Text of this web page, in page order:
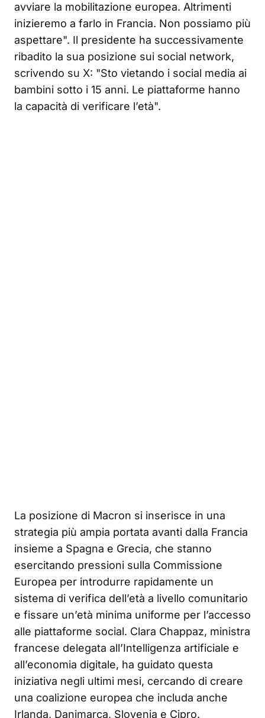
avviare la mobilitazione europea. Altrimenti
inizieremo a farlo in Francia. Non possiamo più
aspettare". Il presidente ha successivamente
ribadito la sua posizione sui social network,
scrivendo su X: "Sto vietando i social media ai
bambini sotto i 15 anni. Le piattaforme hanno
la capacità di verificare l’età".
La posizione di Macron si inserisce in una
strategia più ampia portata avanti dalla Francia
insieme a Spagna e Grecia, che stanno
esercitando pressioni sulla Commissione
Europea per introdurre rapidamente un
sistema di verifica dell’età a livello comunitario
e fissare un’età minima uniforme per l’accesso
alle piattaforme social. Clara Chappaz, ministra
francese delegata all’Intelligenza artificiale e
all’economia digitale, ha guidato questa
iniziativa negli ultimi mesi, cercando di creare
una coalizione europea che includa anche
Irlanda, Danimarca, Slovenia e Cipro.